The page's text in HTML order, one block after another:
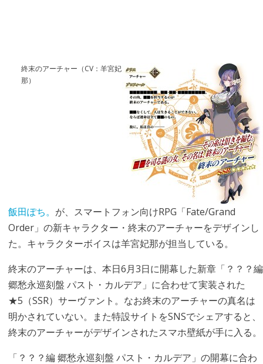
終末のアーチャー（CV：羊宮妃
那）
飯田ぽち。 が、スマートフォン向けRPG「Fate/Grand
Order」の新キャラクター・終末のアーチャーをデザインし
た。キャラクターボイスは羊宮妃那が担当している。
終末のアーチャーは、本日6月3日に開幕した新章「？？？編
郷愁永巡刻盤 パスト・カルデア」に合わせて実装された
★5（SSR）サーヴァント。なお終末のアーチャーの真名は
明かされていない。また特設サイトをSNSでシェアすると、
終末のアーチャーがデザインされたスマホ壁紙が手に入る。
「？？？編 郷愁永巡刻盤 パスト・カルデア」の開幕に合わ